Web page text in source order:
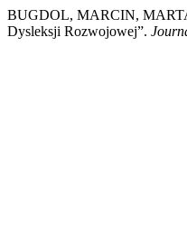
BUGDOL, MARCIN,
Dysleksji Rozwojowej”.